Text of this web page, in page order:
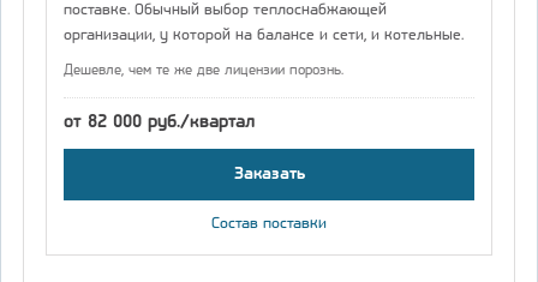
поставке. Обычный выбор теплоснабжающей
организации, у которой на балансе и сети, и котельные.
Дешевле, чем те же две лицензии порознь.
от 82 000 руб./квартал
Заказать
Состав поставки